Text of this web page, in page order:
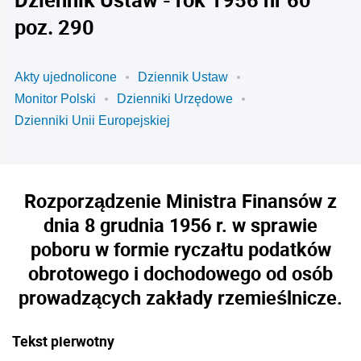
poz. 290
Akty ujednolicone
Dziennik Ustaw
Monitor Polski
Dzienniki Urzędowe
Dzienniki Unii Europejskiej
Rozporządzenie Ministra Finansów z
dnia 8 grudnia 1956 r. w sprawie
poboru w formie ryczałtu podatków
obrotowego i dochodowego od osób
prowadzących zakłady rzemieślnicze.
Tekst pierwotny